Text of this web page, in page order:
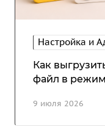
Настройка и
9 июля 2026
Как
файл в